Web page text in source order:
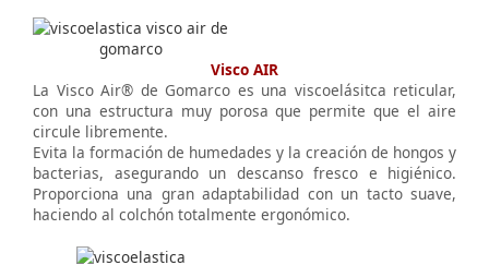
Visco AIR
La Visco Air® de Gomarco es una viscoelásitca reticular,
con una estructura muy porosa que permite que el aire
circule libremente.
Evita la formación de humedades y la creación de hongos y
bacterias, asegurando un descanso fresco e higiénico.
Proporciona una gran adaptabilidad con un tacto suave,
haciendo al colchón totalmente ergonómico.